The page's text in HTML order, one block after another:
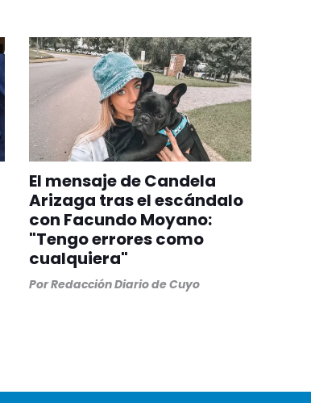
El mensaje de Candela
Arizaga tras el escándalo
con Facundo Moyano:
"Tengo errores como
cualquiera"
PorRedacción Diario de Cuyo